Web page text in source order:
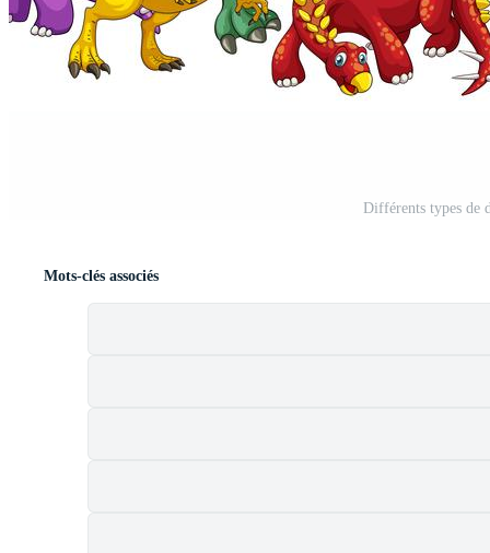
Différents types de
Mots-clés associés